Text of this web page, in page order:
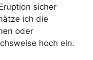
sicher
ich die
oder
hoch ein.